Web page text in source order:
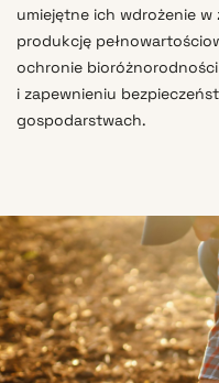
umiejętne ich wdrożenie w
produkcję
ochronie bioróżnorodności
i zapewnieniu
gospodarstwach.